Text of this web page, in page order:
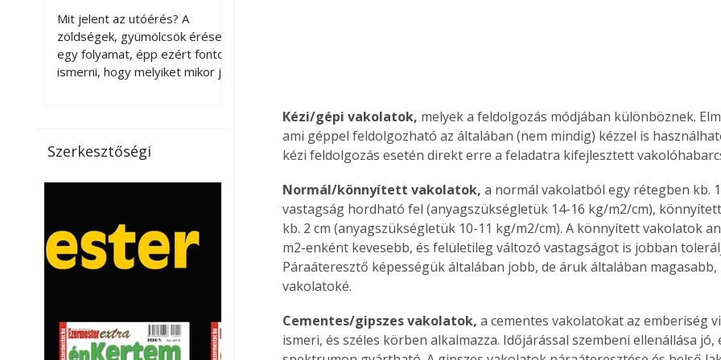
érnek tovább leszedés
után?
Mit jelent az utóérés? A
zöldségek, gyümölcsök érése
egy folyamat, épp ezért fontos
ismerni, hogy melyiket mikor jó
paradicsomot sokszor
gazdasági érettségben, azaz
Utóérik eközben, de nem lesz
olyan ízű, mint amit a saját
kertünkben, biológiai
tárolható h
Szerkesztőségi
Kézi/gépi vakolatok, melyek a feldolgozás módjában különböznek.
ami géppel feldolgozható az általában (nem mindig) kézzel is
kézi feldolgozás esetén direkt erre a feladatra kifejlesztett
Normál/könnyített vakolatok, a normál vakolatból egy rétegben kb.
vastagság hordható fel (anyagszükségletük 14-16 kg/m2/cm),
kb. 2 cm (anyagszükségletük 10-11 kg/m2/cm). A könnyített vakolatok
m2-enként kevesebb, és felületileg változó vastagságot is jobban
Páraáteresztő képességük általában jobb, de áruk általában
vakolatoké.
Cementes/gipszes vakolatok, a cementes vakolatokat az emberiség
ismeri, és széles körben alkalmazza. Időjárással szembeni ellenállása jó,